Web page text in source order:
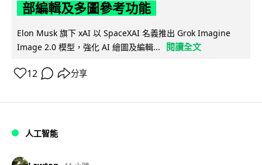
部編輯及多圖參考功能
Elon Musk 旗下 xAI 以 SpaceXAI 名義推出 Grok Imagine
Image 2.0 模型，強化 AI 繪圖及編輯...
閱讀全文
12 分享
人工智能